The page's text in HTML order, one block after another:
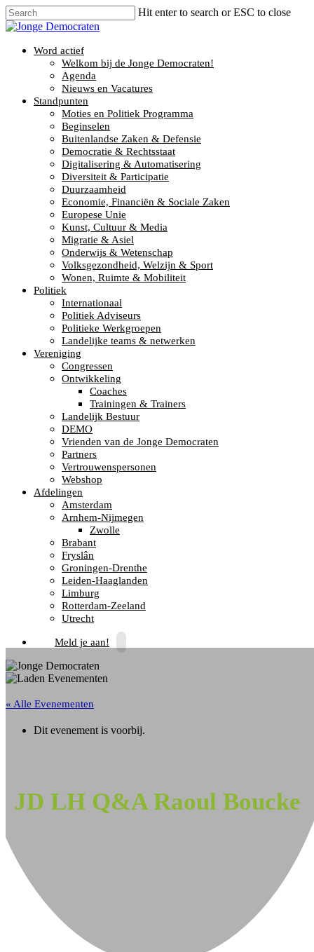
Hit enter to search or ESC to close
Word actief
Welkom bij de Jonge Democraten!
Agenda
Nieuws en Vacatures
Standpunten
Moties en Politiek Programma
Beginselen
Buitenlandse Zaken & Defensie
Democratie & Rechtsstaat
Digitalisering & Automatisering
Diversiteit & Participatie
Duurzaamheid
Economie, Financiën & Sociale Zaken
Europese Unie
Kunst, Cultuur & Media
Migratie & Asiel
Onderwijs & Wetenschap
Volksgezondheid, Welzijn & Sport
Wonen, Ruimte & Mobiliteit
Politiek
Internationaal
Politiek Adviseurs
Politieke Werkgroepen
Landelijke teams & netwerken
Vereniging
Congressen
Ontwikkeling
Coaches
Trainingen & Trainers
Landelijk Bestuur
DEMO
Vrienden van de Jonge Democraten
Partners
Vertrouwenspersonen
Webshop
Afdelingen
Amsterdam
Arnhem-Nijmegen
Zwolle
Brabant
Fryslân
Groningen-Drenthe
Leiden-Haaglanden
Limburg
Rotterdam-Zeeland
Utrecht
Meld je aan!
« Alle Evenementen
Dit evenement is voorbij.
JD LH Q&A Raoul Boucke